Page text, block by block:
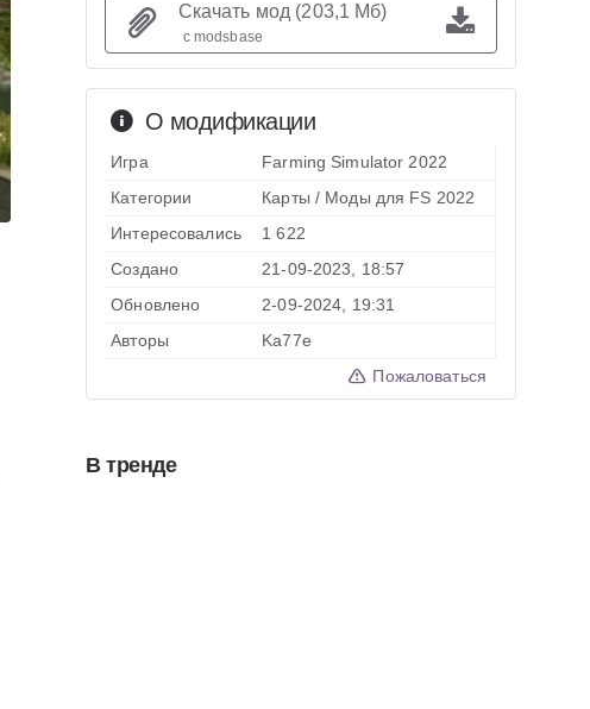
О модификации
Игра
Farming Simulator 2022
Категории
Карты / Моды для FS 2022
Интересовались
1 622
Создано
21-09-2023, 18:57
Обновлено
2-09-2024, 19:31
Авторы
Ka77e
Пожаловаться
Скачать мод (203,1 Мб)
с modsbase
В тренде